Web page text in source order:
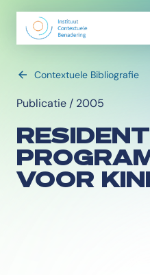
Contextuele Bibliografie
Publicatie / 2005
VOOR